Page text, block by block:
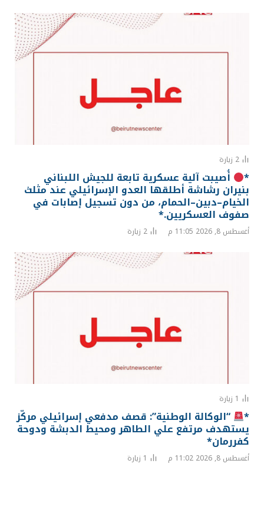
2 زيارة
* أُصيبت آلية عسكرية تابعة للجيش اللبناني
بنيران رشاشة أطلقها العدو الإسرائيلي عند مثلث
الخيام–دبين–الحمام، من دون تسجيل إصابات في
صفوف العسكريين.*
أغسطس 8, 2026 11:05 م 2 زيارة
1 زيارة
* “الوكالة الوطنية”: قصف مدفعي إسرائيلي مركّز
يستهدف مرتفع علي الطاهر ومحيط الدبشة ودوحة
كفررمان*
أغسطس 8, 2026 11:02 م 1 زيارة